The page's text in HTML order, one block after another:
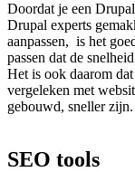
Doordat je een
Drupal experts
aanpassen, is het
passen dat de
Het is ook daarom
vergeleken met
gebouwd, sneller zijn.
SEO tools